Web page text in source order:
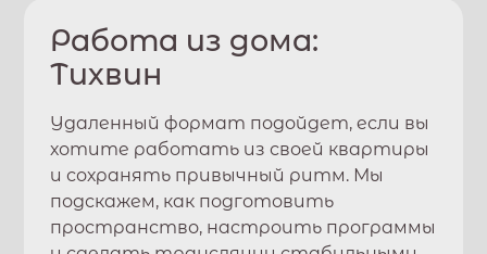
Работа из дома:
Тихвин
Удаленный формат подойдет, если вы
хотите работать из своей квартиры
и сохранять привычный ритм. Мы
подскажем, как подготовить
пространство, настроить программы